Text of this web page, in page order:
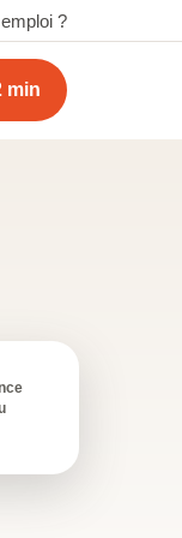
?
min